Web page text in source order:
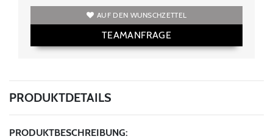
AUF DEN WUNSCHZETTEL
TEAMANFRAGE
PRODUKTDETAILS
PRODUKTBESCHREIBUNG: